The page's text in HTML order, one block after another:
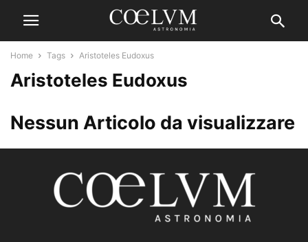
Home Tags Aristoteles Eudoxus
Aristoteles Eudoxus
Nessun Articolo da visualizzare